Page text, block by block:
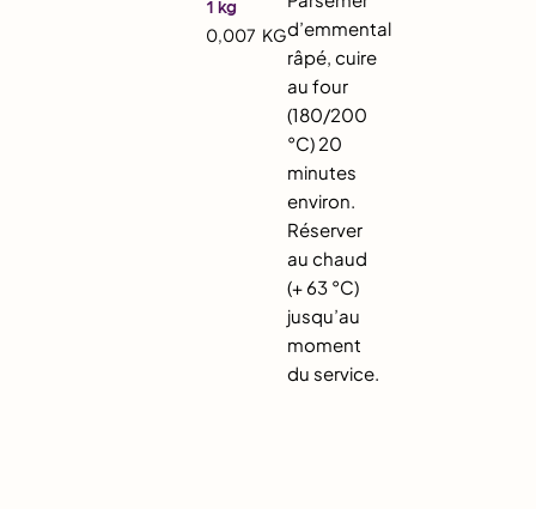
1 kg
0,007 KGd’emmental
râpé, cuire
au four
(180/200
°C) 20
minutes
environ.
Réserver
au chaud
(+ 63 °C)
jusqu’au
moment
du service.